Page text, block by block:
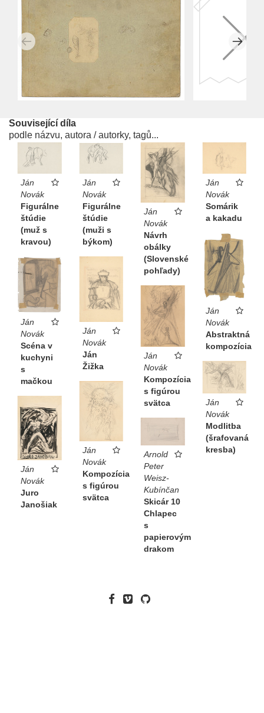
Související díla
podle názvu, autora / autorky, tagů...
Ján
Novák
Figurálne
štúdie
(muž s
kravou)
Ján
Novák
Figurálne
štúdie
(muži s
býkom)
Ján
Novák
Návrh
obálky
(Slovenské
pohľady)
Ján
Novák
Somárik
a kakadu
Ján
Novák
Abstraktná
kompozícia
Ján
Novák
Scéna v
kuchyni
s
mačkou
Ján
Novák
Ján
Žižka
Ján
Novák
Kompozícia
s figúrou
svätca
Ján
Novák
Modlitba
(šrafovaná
kresba)
Ján
Novák
Kompozícia
s figúrou
svätca
Ján
Novák
Juro
Janošiak
Arnold
Peter
Weisz-
Kubínčan
Skicár 10
Chlapec
s
papierovým
drakom